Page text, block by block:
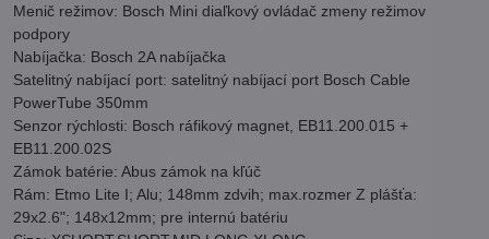
Menič režimov: Bosch Mini diaľkový ovládač zmeny režimov
podpory
Nabíjačka: Bosch 2A nabíjačka
Satelitný nabíjací port: satelitný nabíjací port Bosch Cable
PowerTube 350mm
Senzor rýchlosti: Bosch ráfikový magnet, EB11.200.015 +
EB11.200.02S
Zámok batérie: Abus zámok na kľúč
Rám: Etmo Lite I; Alu; 148mm zdvih; max.rozmer Z plášťa:
29x2.6"; 148x12mm; pre internú batériu